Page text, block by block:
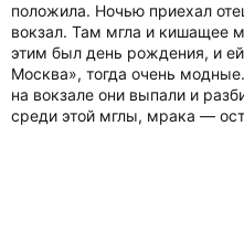
положила. Ночью приехал
вокзал. Там мгла и кишащее
этим был день рождения, и
Москва», тогда очень
на вокзале они выпали и
среди этой мглы, мрака —